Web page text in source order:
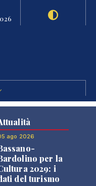
ago 2026
per la
2029: i
del turismo